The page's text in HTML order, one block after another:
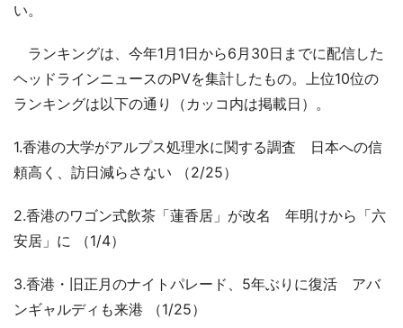
い。
ランキングは、今年1月1日から6月30日までに配信した
ヘッドラインニュースのPVを集計したもの。上位10位の
ランキングは以下の通り（カッコ内は掲載日）。
1.香港の大学がアルプス処理水に関する調査 日本への信
頼高く、訪日減らさない （2/25）
2.香港のワゴン式飲茶「蓮香居」が改名 年明けから「六
安居」に （1/4）
3.香港・旧正月のナイトパレード、5年ぶりに復活 アバ
ンギャルディも来港 （1/25）